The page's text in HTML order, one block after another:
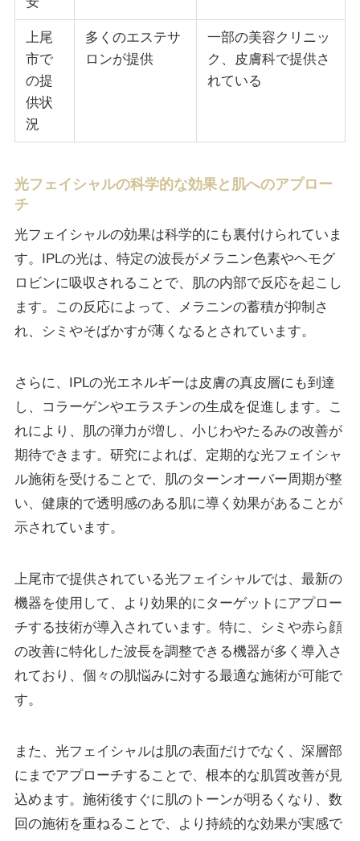
上尾
市で
の提
供状
況
多くのエステサ
ロンが提供
一部の美容クリニッ
ク、皮膚科で提供さ
れている
光フェイシャルの科学的な効果と肌へのアプロー
チ
光フェイシャルの効果は科学的にも裏付けられていま
す。IPLの光は、特定の波長がメラニン色素やヘモグ
ロビンに吸収されることで、肌の内部で反応を起こし
ます。この反応によって、メラニンの蓄積が抑制さ
れ、シミやそばかすが薄くなるとされています。
さらに、IPLの光エネルギーは皮膚の真皮層にも到達
し、コラーゲンやエラスチンの生成を促進します。こ
れにより、肌の弾力が増し、小じわやたるみの改善が
期待できます。研究によれば、定期的な光フェイシャ
ル施術を受けることで、肌のターンオーバー周期が整
い、健康的で透明感のある肌に導く効果があることが
示されています。
上尾市で提供されている光フェイシャルでは、最新の
機器を使用して、より効果的にターゲットにアプロー
チする技術が導入されています。特に、シミや赤ら顔
の改善に特化した波長を調整できる機器が多く導入さ
れており、個々の肌悩みに対する最適な施術が可能で
す。
また、光フェイシャルは肌の表面だけでなく、深層部
にまでアプローチすることで、根本的な肌質改善が見
込めます。施術後すぐに肌のトーンが明るくなり、数
回の施術を重ねることで、より持続的な効果が実感で